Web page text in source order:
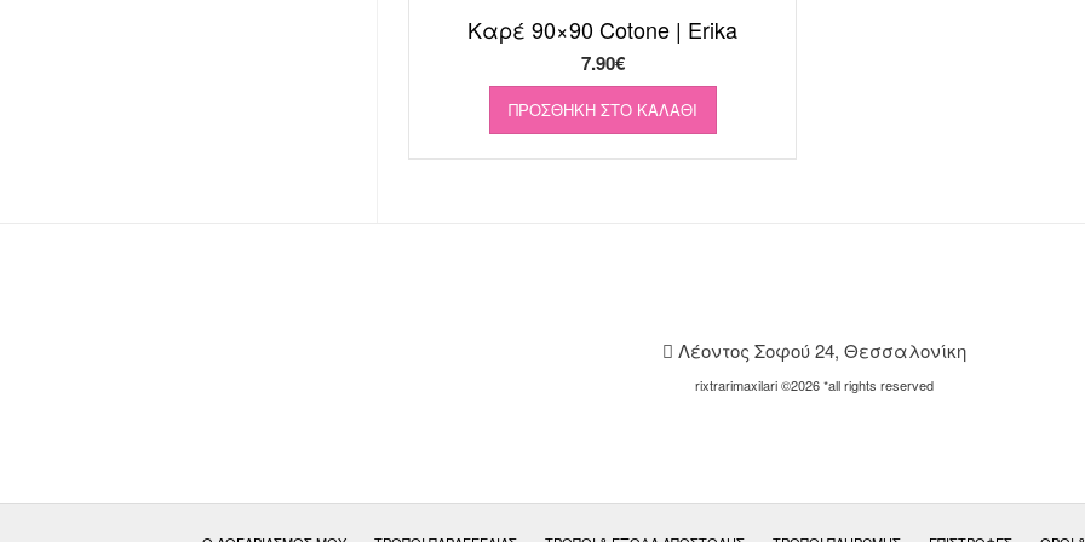
Καρέ 90×90 Cotone | Erika
7.90€
ΠΡΟΣΘΉΚΗ ΣΤΟ ΚΑΛΆΘΙ
Λέοντος Σοφού 24, Θεσσαλονίκη
rixtrarimaxilari ©2026 *all rights reserved